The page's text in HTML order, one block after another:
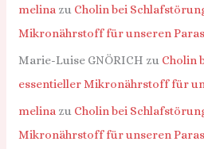
melina zu Cholin bei
Mikronährstoff für unseren
Marie-Luise GNÖRICH zu Cholin
essentieller Mikronährstoff für
melina zu Cholin bei
Mikronährstoff für unseren